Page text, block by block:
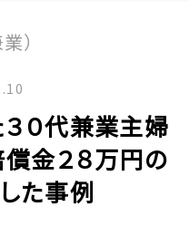
）
３０代兼業主婦
金２８万円の
た事例